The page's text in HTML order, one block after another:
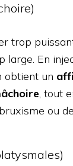
trop
large. En
obtient un
, tout
ou